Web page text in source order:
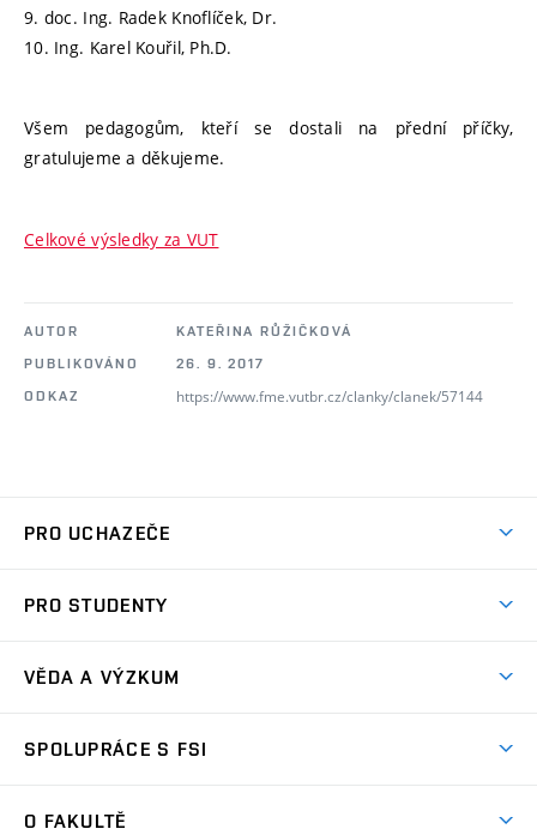
9. doc. Ing. Radek Knoflíček, Dr.
10. Ing. Karel Kouřil, Ph.D.
Všem pedagogům, kteří se dostali na přední příčky,
gratulujeme a děkujeme.
Celkové výsledky za VUT
AUTOR
KATEŘINA RŮŽIČKOVÁ
PUBLIKOVÁNO
26. 9. 2017
ODKAZ
https://www.fme.vutbr.cz/clanky/clanek/57144
PRO UCHAZEČE
Ambasadoři studia
Zápisy
PRO STUDENTY
Studijní předpisy
Pro prváky
VĚDA A VÝZKUM
Oblasti výzkumu
SPOLUPRÁCE S FSI
O FAKULTĚ